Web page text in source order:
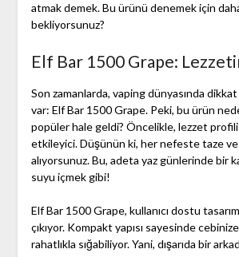
atmak demek. Bu ürünü denemek için
bekliyorsunuz?
Elf Bar 1500 Grape:
Son zamanlarda, vaping dünyasında
var: Elf Bar 1500 Grape. Peki, bu ürün
popüler hale geldi? Öncelikle, lezzet
etkileyici. Düşünün ki, her nefeste taze ve
alıyorsunuz. Bu, adeta yaz günlerinde bir
suyu içmek gibi!
Elf Bar 1500 Grape, kullanıcı dostu
çıkıyor. Kompakt yapısı sayesinde
rahatlıkla sığabiliyor. Yani, dışarıda bir